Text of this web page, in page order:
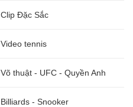
Clip Đặc Sắc
Video tennis
Võ thuật - UFC - Quyền Anh
Billiards - Snooker